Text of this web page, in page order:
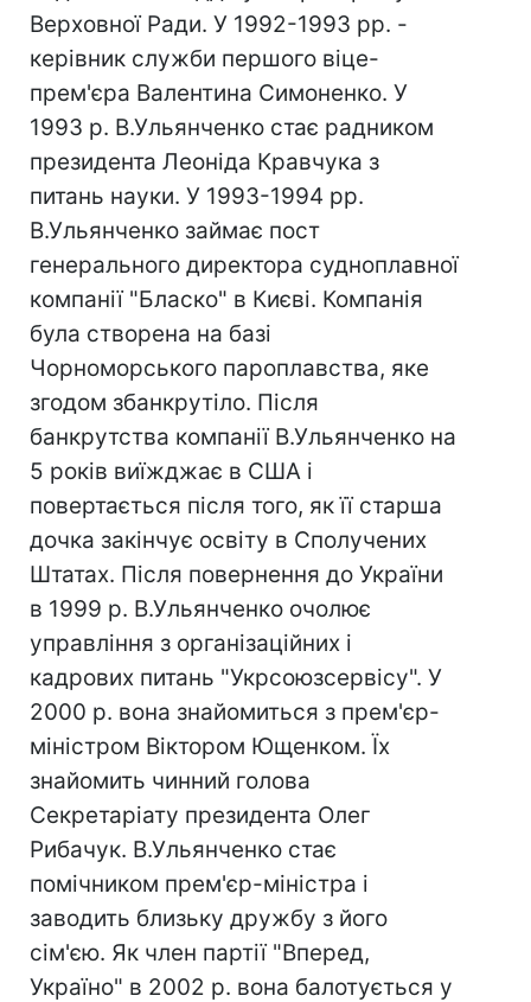
Верховної Ради. У 1992-1993 рр. -
керівник служби першого віце-
прем'єра Валентина Симоненко. У
1993 р. В.Ульянченко стає радником
президента Леоніда Кравчука з
питань науки. У 1993-1994 рр.
В.Ульянченко займає пост
генерального директора судноплавної
компанії "Бласко" в Києві. Компанія
була створена на базі
Чорноморського пароплавства, яке
згодом збанкрутіло. Після
банкрутства компанії В.Ульянченко на
5 років виїжджає в США і
повертається після того, як її старша
дочка закінчує освіту в Сполучених
Штатах. Після повернення до України
в 1999 р. В.Ульянченко очолює
управління з організаційних і
кадрових питань "Укрсоюзсервісу". У
2000 р. вона знайомиться з прем'єр-
міністром Віктором Ющенком. Їх
знайомить чинний голова
Секретаріату президента Олег
Рибачук. В.Ульянченко стає
помічником прем'єр-міністра і
заводить близьку дружбу з його
сім'єю. Як член партії "Вперед,
Україно" в 2002 р. вона балотується у